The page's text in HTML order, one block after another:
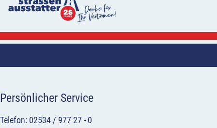
Persönlicher Service
Telefon: 02534 / 977 27 - 0